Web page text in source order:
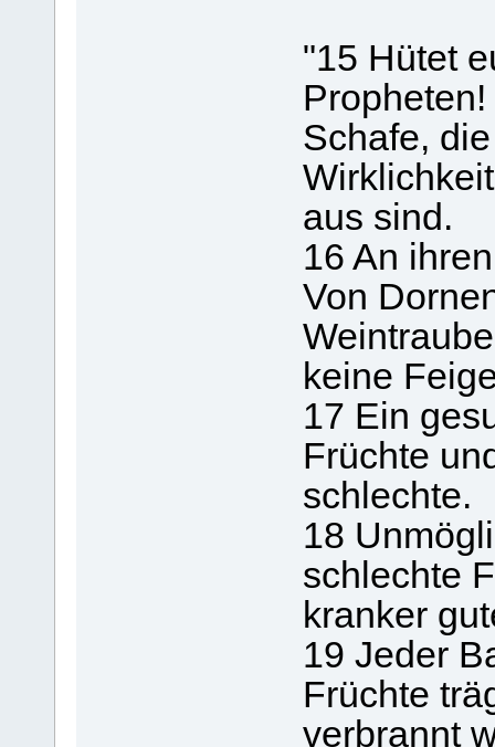
"15 Hütet
Schafe,
aus sind.
16 An
Von
keine
17 Ein
Früchte
schlechte.
18
schlechte
kranker
19 Jeder
Früchte
verbrannt